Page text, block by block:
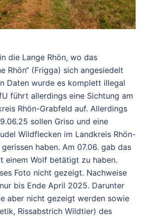
die Lange Rhön, wo das
Rhön“ (Frigga) sich angesiedelt
Daten wurde es komplett illegal
führt allerdings eine Sichtung am
Rhön-Grabfeld auf. Allerdings
sollen Griso und eine
Wildflecken im Landkreis Rhön-
haben. Am 07.06. gab das
einem Wolf betätigt zu haben.
Foto nicht gezeigt. Nachweise
bis Ende April 2025. Darunter
aber nicht gezeigt werden sowie
Rissabstrich Wildtier) des